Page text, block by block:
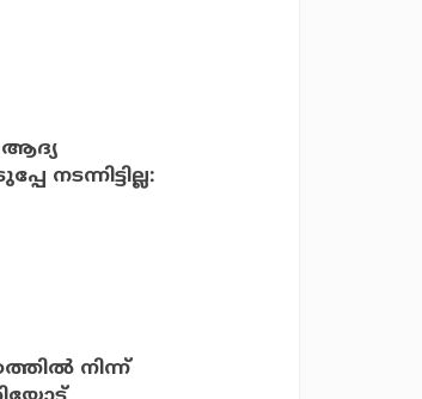
ആദ്യ
നിന്ന്